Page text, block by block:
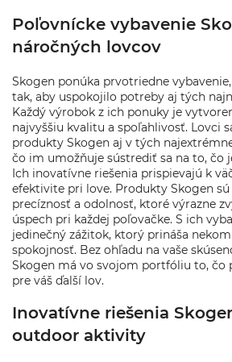
Poľovnícke vybavenie
náročných lovcov
Skogen ponúka prvotriedne
tak, aby uspokojilo potreby aj tých
Každý výrobok z ich ponuky je
najvyššiu kvalitu a spoľahlivosť. Lovci
produkty Skogen aj v tých
čo im umožňuje sústrediť sa na to, čo
Ich inovatívne riešenia prispievajú k
efektivite pri love. Produkty Skogen
precíznosť a odolnosť, ktoré výrazne
úspech pri každej poľovačke. S ich
jedinečný zážitok, ktorý prináša
spokojnosť. Bez ohľadu na vaše
Skogen má vo svojom portfóliu to, čo
pre váš ďalší lov.
Inovatívne riešenia
outdoor aktivity